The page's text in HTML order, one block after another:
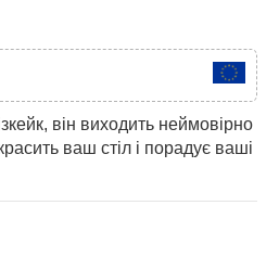
він виходить неймовірно
ваш стіл і порадує ваші